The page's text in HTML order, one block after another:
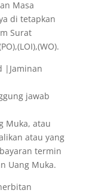
Masa
di tetapkan
Surat
|Jaminan
jawab
Muka, atau
atau yang
termin
Uang Muka.